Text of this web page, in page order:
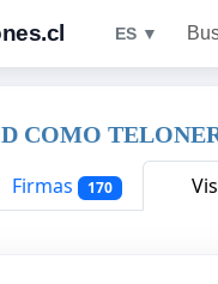
ES ▼
COMO
Firmas 170